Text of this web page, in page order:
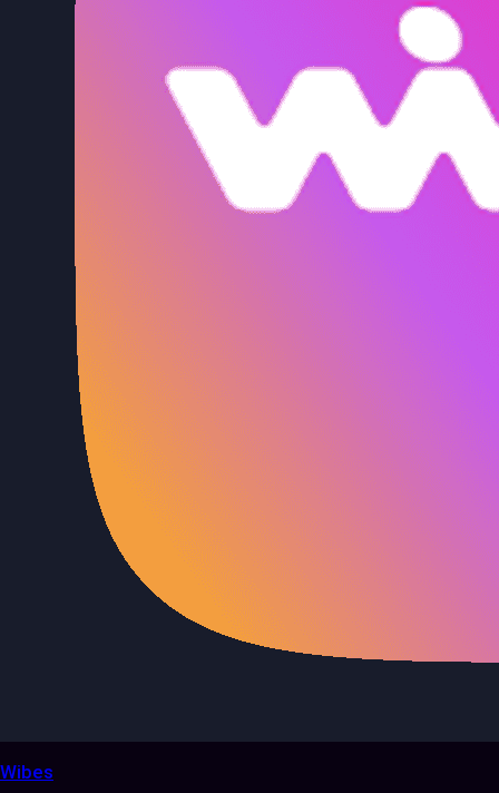
Wibes